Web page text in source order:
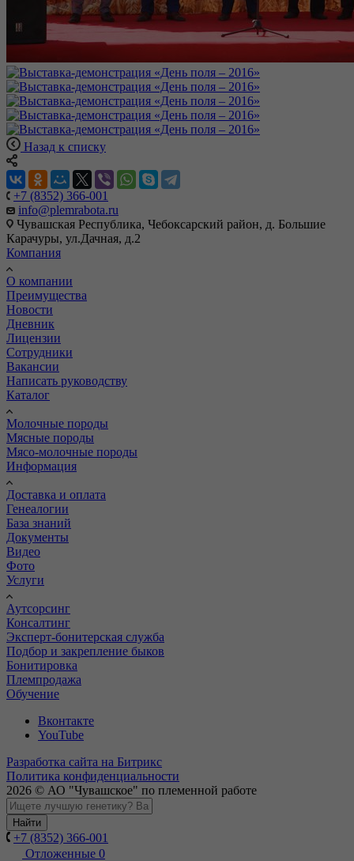
Назад к списку
+7 (8352) 366-001
info@plemrabota.ru
Чувашская Республика, Чебоксарский район, д. Большие
Карачуры, ул.Дачная, д.2
Компания
О компании
Преимущества
Новости
Дневник
Лицензии
Сотрудники
Вакансии
Написать руководству
Каталог
Молочные породы
Мясные породы
Мясо-молочные породы
Информация
Доставка и оплата
Генеалогии
База знаний
Документы
Видео
Фото
Услуги
Аутсорсинг
Консалтинг
Эксперт-бонитерская служба
Подбор и закрепление быков
Бонитировка
Племпродажа
Обучение
Вконтакте
YouTube
Разработка сайта на Битрикс
Политика конфиденциальности
2026 © АО "Чувашское" по племенной работе
Найти
+7 (8352) 366-001
Отложенные 0